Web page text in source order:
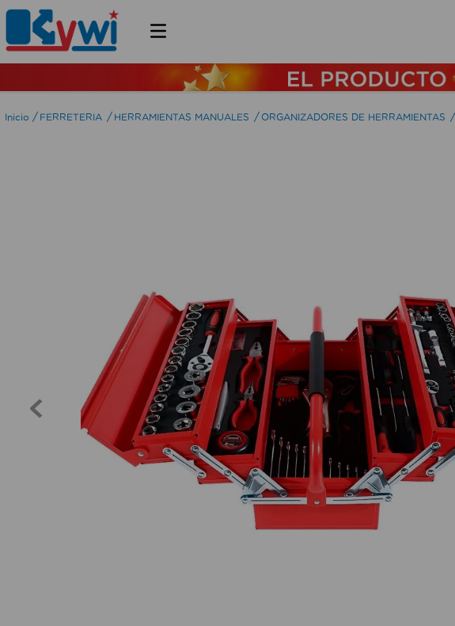
FERRETERIA HERRAMIENTAS MANUALES ORGANIZADORES DE HERRAMIENTAS